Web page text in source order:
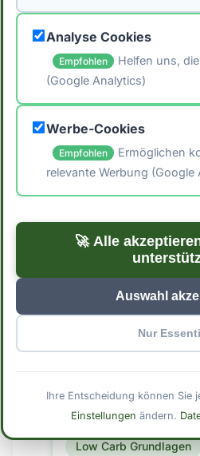
ein beliebtes
Kategorie der
gekocht (inkl.
auch für eine Low...
Gemüse & Salate
Low Carb Grundlagen
Artikel
Aufschnitt - Für
geeignet?
Aufschnitt ist ein
Lebensmittel aus der
es auch für eine Low
geeignet?
Fleisch & Wurst
Süßigkeiten & Desserts
Low Carb Grundlagen
Analyse Cookies
Empfohlen
Helfen uns,
(Google Analytics)
Werbe-Cookies
Empfohlen
Ermöglichen
relevante Werbung (Google
🚀 Alle
Auswahl
Nur
Ihre Entscheidung können Sie
Einstellungen ändern.